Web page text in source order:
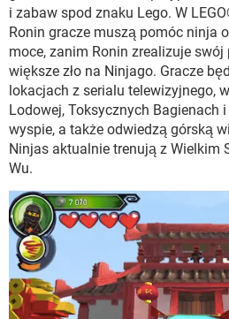
WINDOWS 10
i zabaw spod znaku Lego. W
Ronin gracze muszą pomóc ninja
moce, zanim Ronin zrealizuje
większe zło na Ninjago. Gracze
lokacjach z serialu telewizyjnego,
Lodowej, Toksycznych Bagienach
wyspie, a także odwiedzą górską
Ninjas aktualnie trenują z Wielkim
Wu.